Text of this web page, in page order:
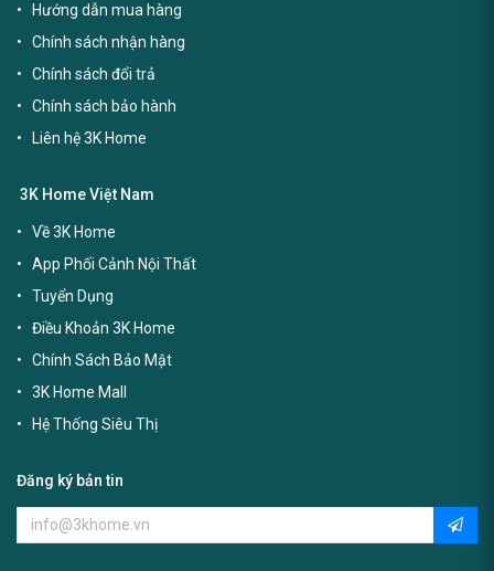
Hướng dẫn mua hàng
Chính sách nhận hàng
Chính sách đổi trả
Chính sách bảo hành
Liên hệ 3K Home
3K Home Việt Nam
Về 3K Home
App Phối Cảnh Nội Thất
Tuyển Dụng
Điều Khoản 3K Home
Chính Sách Bảo Mật
3K Home Mall
Hệ Thống Siêu Thị
Đăng ký bản tin